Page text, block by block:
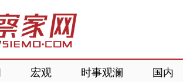
宏观 时事观澜 国内